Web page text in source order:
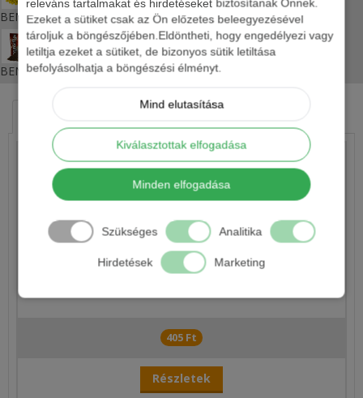
Ezeket a sütiket csak az Ön előzetes beleegyezésével
tároljuk a böngészőjében.Eldöntheti, hogy engedélyezi vagy
letiltja ezeket a sütiket, de bizonyos sütik letiltása
befolyásolhatja a böngészési élményt.
Mind elutasítása
Kiválasztottak elfogadása
Minden elfogadása
Szükséges Analitika
Hirdetések Marketing
BENZAR MIX TURBO SOFT LONG LIFE PELLET
BENZAR TURBO METHOD ETETŐANYAG 800G
405 Ft
Részletek